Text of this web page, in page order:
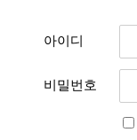
아이디
비밀번호